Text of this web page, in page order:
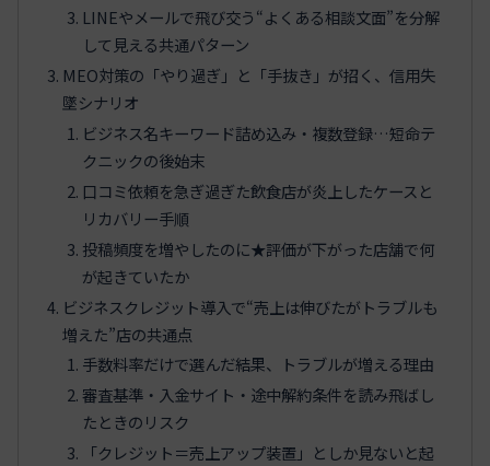
LINEやメールで飛び交う“よくある相談文面”を分解
して見える共通パターン
MEO対策の「やり過ぎ」と「手抜き」が招く、信用失
墜シナリオ
ビジネス名キーワード詰め込み・複数登録…短命テ
クニックの後始末
口コミ依頼を急ぎ過ぎた飲食店が炎上したケースと
リカバリー手順
投稿頻度を増やしたのに★評価が下がった店舗で何
が起きていたか
ビジネスクレジット導入で“売上は伸びたがトラブルも
増えた”店の共通点
手数料率だけで選んだ結果、トラブルが増える理由
審査基準・入金サイト・途中解約条件を読み飛ばし
たときのリスク
「クレジット＝売上アップ装置」としか見ないと起